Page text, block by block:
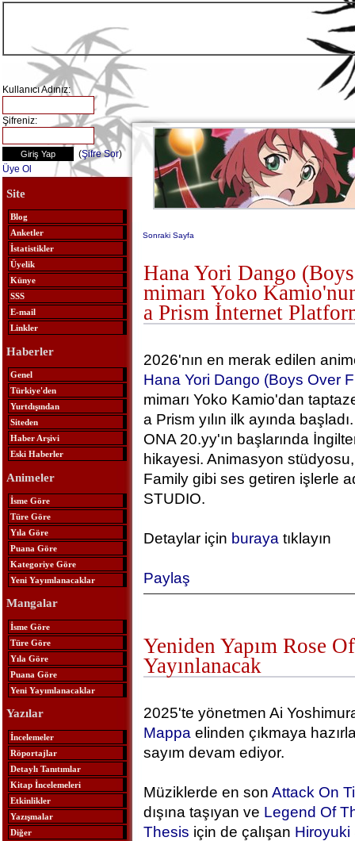
Kullanıcı Adınız:
Şifreniz:
(Şifre Sor)
Üye Ol
Site
Blog
Anketler
İstatistikler
Üyelik
Künye
SSS
E-mail
Linkler
Haberler
Genel
Türkiye'den
Yurtdışından
Siteden
Haber Arşivi
Eski Haberler
Animeler
İsme Göre
Türe Göre
Yıla Göre
Puana Göre
Kategoriye Göre
Yeni Yayımlanacaklar
Mangalar
İsme Göre
Türe Göre
Yıla Göre
Puana Göre
Yeni Yayımlanacaklar
Yazılar
İncelemeler
Röportajlar
Detaylı Tanıtımlar
Kitap İncelemeleri
Etkinlikler
Yazışmalar
Diğer
Sonraki Sayfa
Hana Yori Dango
mimarı Yoko
a Prism İnternet
2026'nın en merak edilen
Hana Yori Dango (Boys Over
mimarı Yoko Kamio'dan
a Prism yılın ilk ayında
ONA 20.yy'ın başlarında
hikayesi. Animasyon
Family gibi ses getiren işlerle
STUDIO.
Detaylar için buraya tıklayın
Paylaş
Yeniden Yapım Rose
Yayınlanacak
2025'te yönetmen Ai
Mappa elinden çıkmaya
sayım devam ediyor.
Müziklerde en son Attack On
dışına taşıyan ve Legend Of
Thesis için de çalışan Hiroyuki